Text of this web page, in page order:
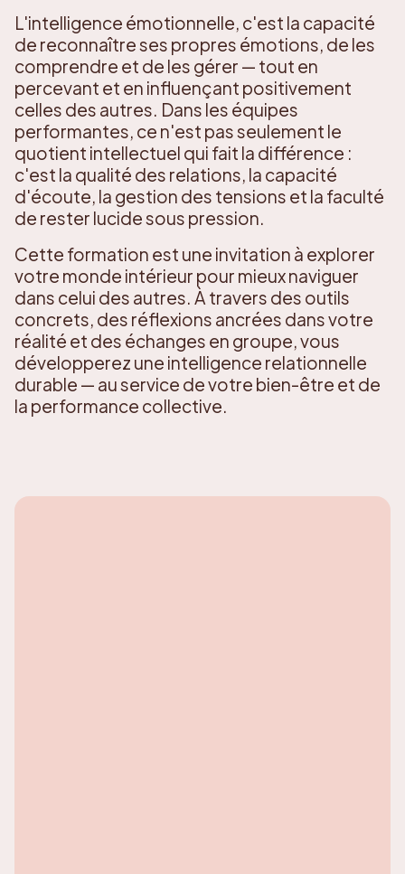
L'intelligence émotionnelle, c'est la capacité
de reconnaître ses propres émotions, de les
comprendre et de les gérer — tout en
percevant et en influençant positivement
celles des autres. Dans les équipes
performantes, ce n'est pas seulement le
quotient intellectuel qui fait la différence :
c'est la qualité des relations, la capacité
d'écoute, la gestion des tensions et la faculté
de rester lucide sous pression.
Cette formation est une invitation à explorer
votre monde intérieur pour mieux naviguer
dans celui des autres. À travers des outils
concrets, des réflexions ancrées dans votre
réalité et des échanges en groupe, vous
développerez une intelligence relationnelle
durable — au service de votre bien-être et de
la performance collective.